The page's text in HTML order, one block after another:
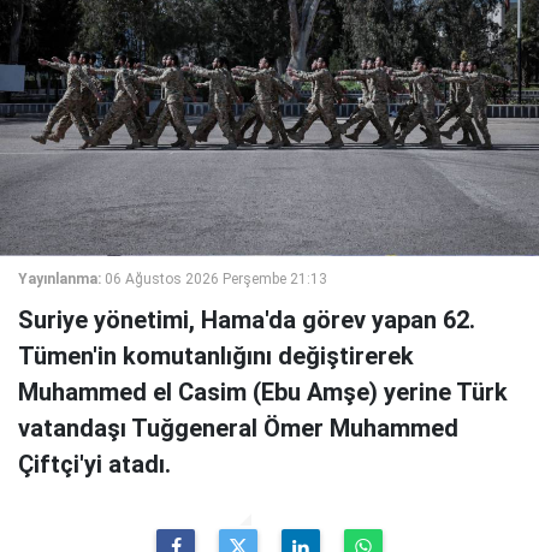
Yayınlanma: 06 Ağustos 2026 Perşembe 21:13
Suriye yönetimi, Hama'da görev yapan 62.
Tümen'in komutanlığını değiştirerek
Muhammed el Casim (Ebu Amşe) yerine Türk
vatandaşı Tuğgeneral Ömer Muhammed
Çiftçi'yi atadı.